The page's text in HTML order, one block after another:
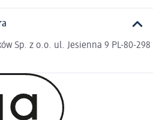
Sp. z o.o. ul. Jesienna 9 PL-80-298